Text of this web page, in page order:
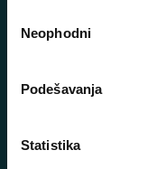
сагласности
Neophodni
Podešavanja
Statistika
Šifra djelatnosti:
Matični broj: